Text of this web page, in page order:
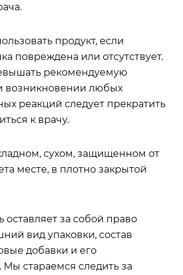
продукт, если
повреждена или отсутствует.
рекомендуемую
возникновении любых
реакций следует прекратить
к врачу.
сухом, защищенном от
месте, в плотно закрытой
оставляет за собой право
вид упаковки, состав
добавки и его
стараемся следить за